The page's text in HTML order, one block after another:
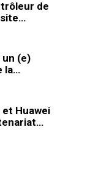
de
(e)
la…
et Huawei